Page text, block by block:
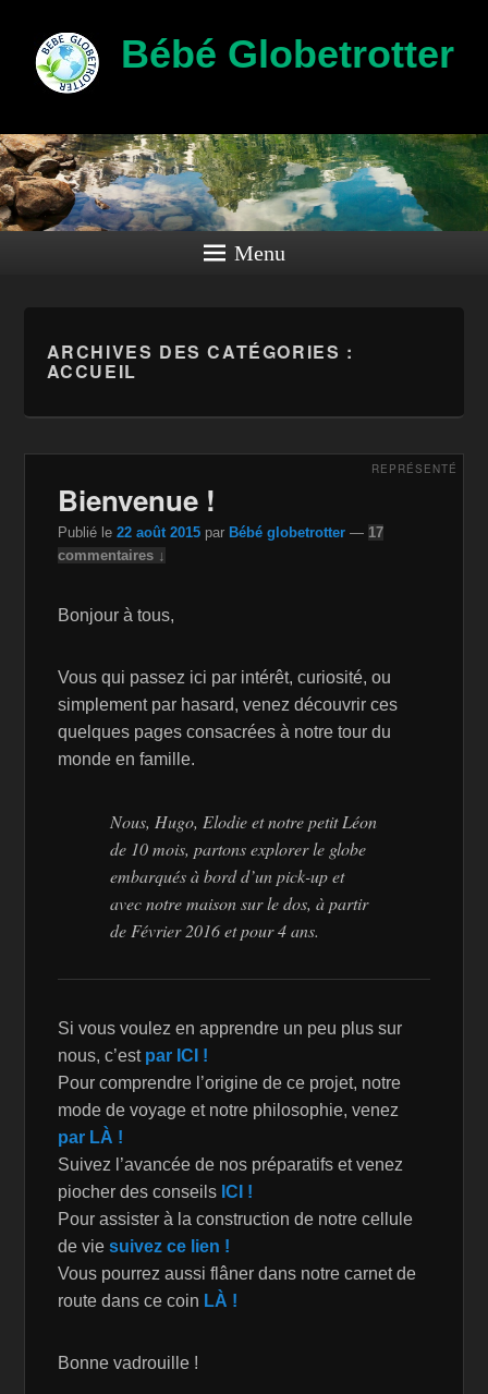
Bébé Globetrotter
Menu
ARCHIVES DES CATÉGORIES :
ACCUEIL
Bienvenue !
REPRÉSENTÉ
Publié le22 août 2015 par Bébé globetrotter — 17
commentaires ↓
Bonjour à tous,
Vous qui passez ici par intérêt, curiosité, ou
simplement par hasard, venez découvrir ces
quelques pages consacrées à notre tour du
monde en famille.
Nous, Hugo, Elodie et notre petit Léon
de 10 mois, partons explorer le globe
embarqués à bord d’un pick-up et
avec notre maison sur le dos, à partir
de Février 2016 et pour 4 ans.
Si vous voulez en apprendre un peu plus sur
nous, c’est par ICI !
Pour comprendre l’origine de ce projet, notre
mode de voyage et notre philosophie, venez
par LÀ !
Suivez l’avancée de nos préparatifs et venez
piocher des conseils ICI !
Pour assister à la construction de notre cellule
de viesuivez ce lien !
Vous pourrez aussi flâner dans notre carnet de
route dans ce coin LÀ !
Bonne vadrouille !